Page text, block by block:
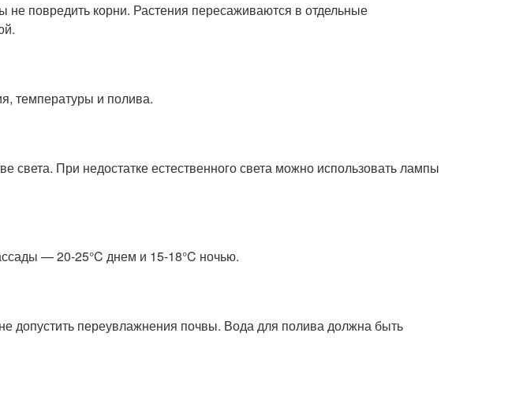
не повредить корни. Растения пересаживаются в отдельные
температуры и полива.
света. При недостатке естественного света можно использовать лампы
— 20-25°C днем и 15-18°C ночью.
допустить переувлажнения почвы. Вода для полива должна быть